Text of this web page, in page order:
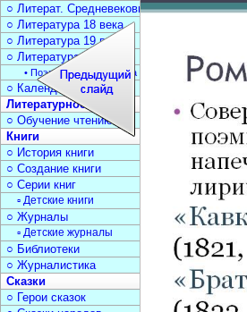
○ Литерат. Средневековья
○ Литература 18 века
○ Литература 19 века
○ Литература 20 века
• Поэзия Серебрян. века
○ Календарь дат
Литературное чтение
○ Обучение чтению
Книги
○ История книги
○ Создание книги
○ Серии книг
▫ Детские книги
○ Журналы
▫ Детские журналы
○ Библиотеки
○ Журналистика
Сказки
○ Герои сказок